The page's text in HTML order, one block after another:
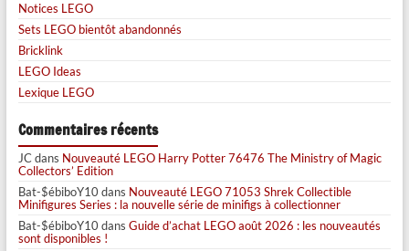
Notices LEGO
Sets LEGO bientôt abandonnés
Bricklink
LEGO Ideas
Lexique LEGO
Commentaires récents
JCdans Nouveauté LEGO Harry Potter 76476 The Ministry of Magic
Collectors’ Edition
Bat-$ébiboY10dans Nouveauté LEGO 71053 Shrek Collectible
Minifigures Series : la nouvelle série de minifigs à collectionner
Bat-$ébiboY10dans Guide d’achat LEGO août 2026 : les nouveautés
sont disponibles !